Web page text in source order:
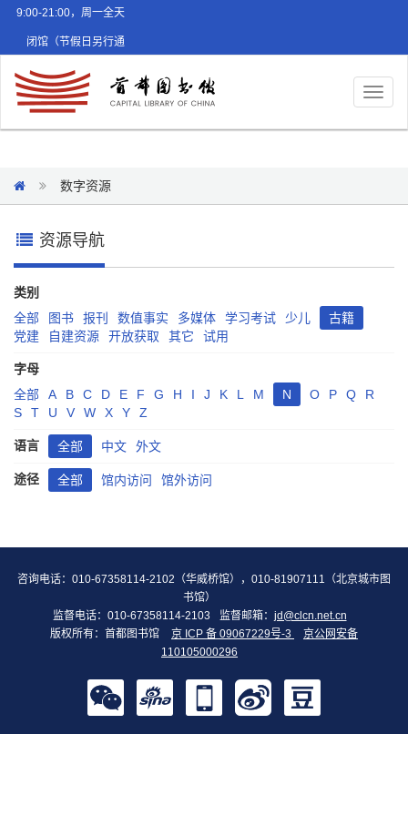
9:00-21:00，周一全天
闭馆（节假日另行通
数字资源
资源导航
类别
全部
图书 报刊 数值事实 多媒体 学习考试 少儿
古籍
党建
自建资源 开放获取 其它 试用
字母
全部
A B C D E F G H I J K L M N O P Q
R
S
T U V W X Y Z
语言 全部 中文 外文
途径 全部 馆内访问 馆外访问
咨询电话：010-67358114-2102（华威桥馆），010-81907111（北京城市图
书馆）
监督电话：010-67358114-2103
监督邮箱： jd@clcn.net.cn
版权所有：首都图书馆
京 ICP 备 09067229号-3
京公网安备
110105000296